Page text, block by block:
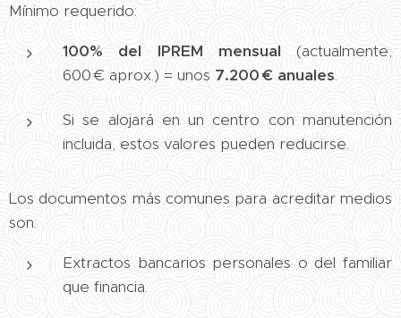
Mínimo requerido:
100% del IPREM mensual(actualmente,
600 € aprox.) = unos 7.200 € anuales.
Si se alojará en un centro con manutención
incluida, estos valores pueden reducirse.
Los documentos más comunes para acreditar medios
son:
Extractos bancarios personales o del familiar
que financia.